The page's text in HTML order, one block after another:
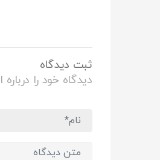
ثبت دیدگاه
دیدگاه خود را